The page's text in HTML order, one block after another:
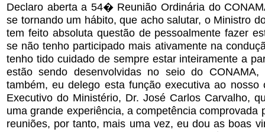
Declaro aberta a 54� Reunião Ordinária do
se tornando um hábito, que acho salutar, o Ministro
tem feito absoluta questão de pessoalmente fazer
se não tenho participado mais ativamente na
tenho tido cuidado de sempre estar inteiramente a
estão sendo desenvolvidas no seio do
também, eu delego esta função executiva ao nosso
Executivo do Ministério, Dr. José Carlos Carvalho,
uma grande experiência, a competência comprovada
reuniões, por tanto, mais uma vez, eu dou as boas